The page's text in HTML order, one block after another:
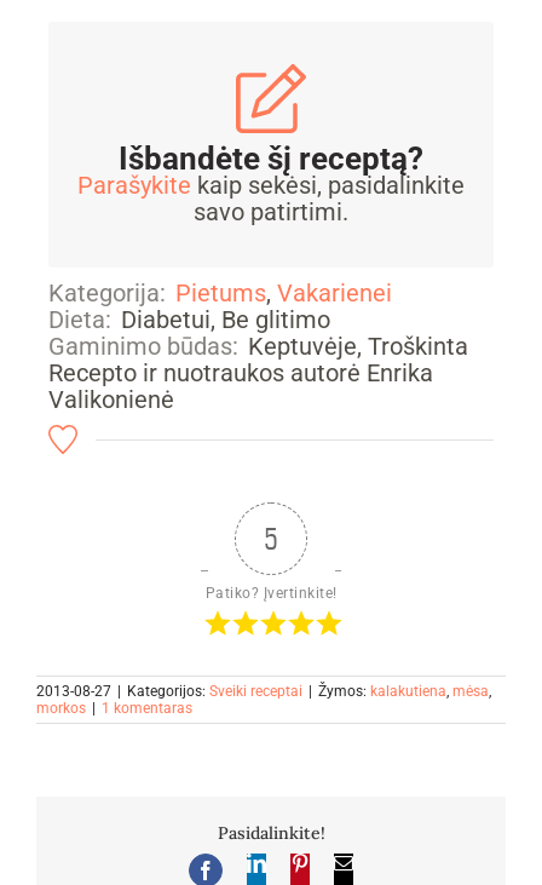
Išbandėte šį receptą?
Parašykite kaip sekėsi, pasidalinkite
savo patirtimi.
Kategorija: Pietums, Vakarienei
Dieta: Diabetui, Be glitimo
Gaminimo būdas: Keptuvėje, Troškinta
Recepto ir nuotraukos autorė Enrika
Valikonienė
5
Patiko? Įvertinkite!
2013-08-27 | Kategorijos: Sveiki receptai | Žymos: kalakutiena, mėsa,
morkos | 1 komentaras
Pasidalinkite!
FacebookLinkedInPinterest
El.